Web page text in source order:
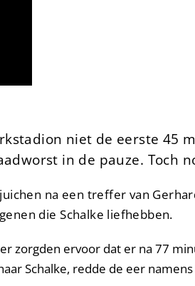
niet de eerste 45
in de pauze. Toch
na een treffer van
die Schalke liefhebben.
zorgden ervoor dat er na 77
Schalke, redde de eer